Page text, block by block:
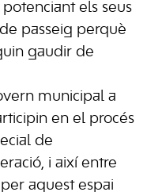
els seus
passeig perquè
gaudir de
municipal a
en el procés
de
i així entre
aquest espai